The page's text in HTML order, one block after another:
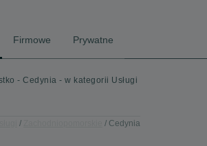
Firmowe Prywatne
- Cedynia - w kategorii Usługi
Cedynia